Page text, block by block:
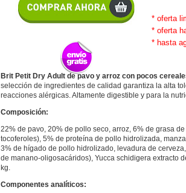
* oferta
* oferta
* hasta
Brit Petit Dry Adult de pavo y arroz con pocos
selección de ingredientes de calidad garantiza la alta
reacciones alérgicas. Altamente digestible y para la
Composición:
22% de pavo, 20% de pollo seco, arroz, 6% de grasa
tocoferoles), 5% de proteína de pollo hidrolizada,
3% de hígado de pollo hidrolizado, levadura de
de manano-oligosacáridos), Yucca schidigera extracto
kg.
Componentes analíticos: